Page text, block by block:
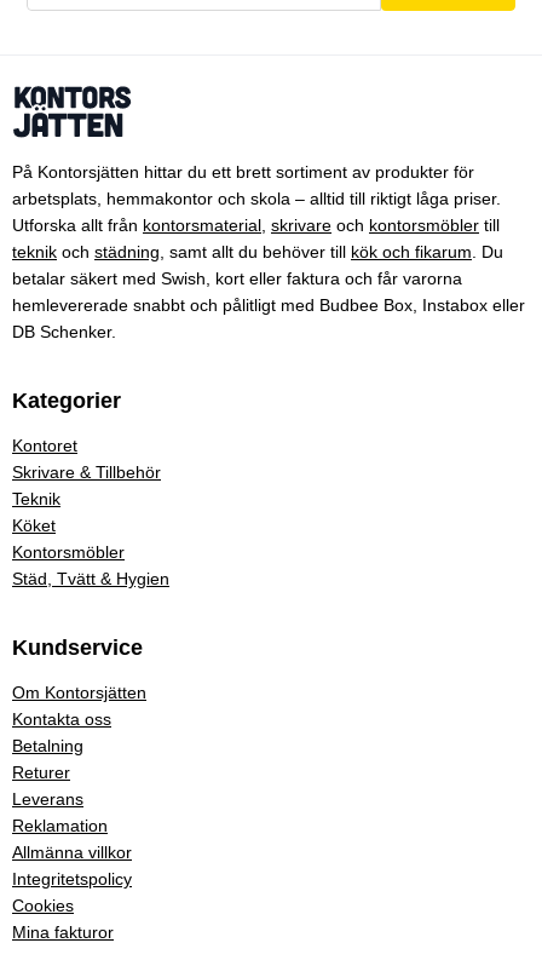
På Kontorsjätten hittar du ett brett sortiment av produkter för
arbetsplats, hemmakontor och skola – alltid till riktigt låga priser.
Utforska allt från kontorsmaterial skrivare och kontorsmöbler till
teknik och städning , samt allt du behöver till kök och fikarum . Du
betalar säkert med Swish, kort eller faktura och får varorna
hemlevererade snabbt och pålitligt med Budbee Box, Instabox eller
DB Schenker.
Kategorier
Kontoret
Skrivare & Tillbehör
Teknik
Köket
Kontorsmöbler
Städ, Tvätt & Hygien
Kundservice
Om Kontorsjätten
Kontakta oss
Betalning
Returer
Leverans
Reklamation
Allmänna villkor
Integritetspolicy
Cookies
Mina fakturor